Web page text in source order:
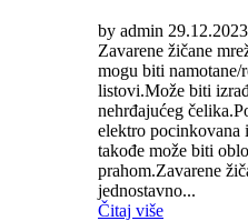
by admin 29.12.2023
Zavarene žičane
mogu biti
listovi.Može biti
nehrđajućeg
elektro pocinkovana
takođe može biti
prahom.Zavarene
jednostavno...
Čitaj više